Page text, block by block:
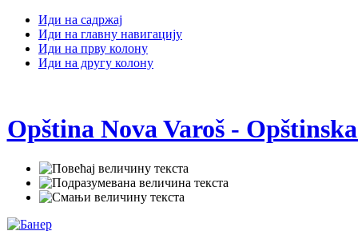
Иди на садржај
Иди на главну навигацију
Иди на прву колону
Иди на другу колону
Opština Nova Varoš -